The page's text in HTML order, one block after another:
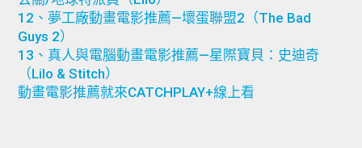
12、夢工廠動畫電影推薦—壞蛋聯盟2（The Bad
Guys 2）
13、真人與電腦動畫電影推薦—星際寶貝：史迪奇
（Lilo & Stitch）
動畫電影推薦就來CATCHPLAY+線上看